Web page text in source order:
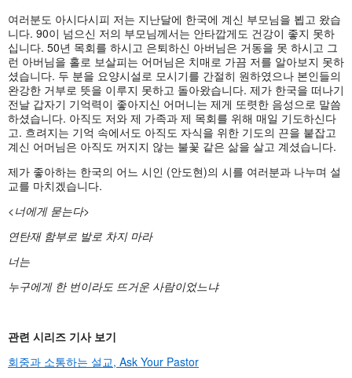
여러분도 아시다시피 저는 지난달에 한국에 계신 부모님을 뵙고 왔습
니다. 90이 넘으신 저의 부모님께서는 안타깝게도 건강이 좋지 못하
십니다. 50년 목회를 하시고 은퇴하신 아버님은 거동을 못 하시고 그
런 아버님을 홀로 보살피는 어머님은 치매로 가끔 저를 알아보지 못하
셨습니다. 두 분을 요양시설로 모시기를 간절히 원하였으나 본인들의
완강한 거부로 뜻을 이루지 못하고 돌아왔습니다. 제가 한국을 떠나기
전날 갑자기 기억력이 좋아지신 어머니는 제게 또렷한 음성으로 말씀
하셨습니다. 아직도 저와 제 가족과 제 목회를 위해 매일 기도하신다
고. 흐려지는 기억 속에서도 아직도 자식을 위한 기도의 끈을 붙잡고
계신 어머님은 아직도 꺼지지 않는 불꽃 같은 삶을 살고 계셨습니다.
제가 좋아하는 한국의 어느 시인 (안도현)의 시를 여러분과 나누며 설
교를 마치겠습니다.
<너에게 묻는다>
연탄재 함부로 발로 차지 마라
너는
누구에게 한 번이라도 뜨거운 사람이었느냐
관련 시리즈 기사 보기
회중과 소통하는 설교, Ask Your Pastor